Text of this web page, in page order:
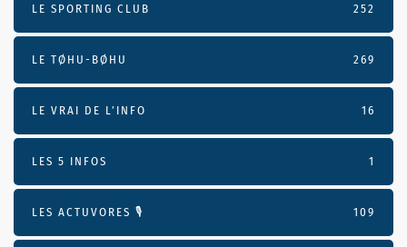
LE SPORTING CLUB 252
LE TØHU-BØHU 269
LE VRAI DE L’INFO 16
LES 5 INFOS 1
LES ACTUVORES 🎙 109